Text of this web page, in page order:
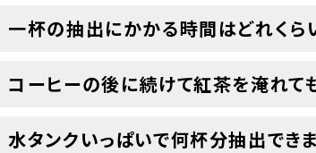
一杯の抽出にかかる時間はどれくら
コーヒーの後に続けて紅茶を淹れて
水タンクいっぱいで何杯分抽出でき